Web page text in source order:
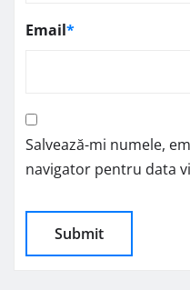
Email*
Salvează-mi numele,
navigator pentru data